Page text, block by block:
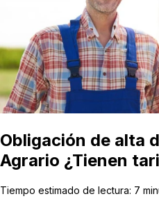
Obligación de alta
Agrario ¿Tienen
Tiempo estimado de lectura: 7